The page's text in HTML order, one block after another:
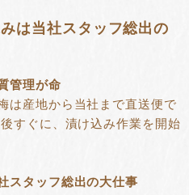
は当社スタッフ総出の
管理が命
は産地から当社まで直送便で
すぐに、漬け込み作業を開始
スタッフ総出の大仕事